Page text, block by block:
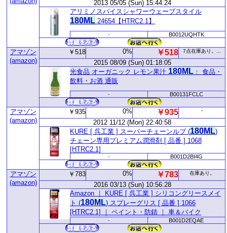
2013 05/05 (Sun) 15:44:24
アリミノスパイスシャワーウェーブスタイル
180ML 24654【HTRC2.1】
- B0012UQHTK
アマゾン
(amazon)
￥518 0% ￥518 7点在庫あり。...
2015 08/09 (Sun) 01:18:05
光食品 オーガニック レモン果汁 180ML ： 食品・
飲料・お酒 通販
- B00131FCLC
アマゾン
(amazon)
￥935 0% ￥935 -
2012 11/12 (Mon) 22:40:58
KURE [ 呉工業 ] スーパーチェーンルブ (180ML)
チェーン専用プレミアム潤滑剤 [ 品番 ] 1068
[HTRC2.1]
- B001D2BI4G
アマゾン
(amazon)
￥783 0% ￥783 在庫あり。
2016 03/13 (Sun) 10:56:28
Amazon ｜ KURE [ 呉工業 ] シリコングリースメイ
ト (180ML) スプレーグリス [ 品番 ] 1066
[HTRC2.1] ｜ ペイント・防錆 ｜ 車＆バイク
- B001D2EQAE